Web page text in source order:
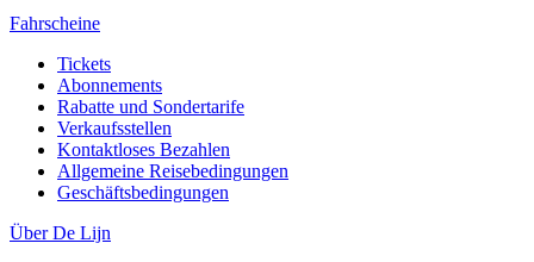
Fahrscheine
Tickets
Abonnements
Rabatte und Sondertarife
Verkaufsstellen
Kontaktloses Bezahlen
Allgemeine Reisebedingungen
Geschäftsbedingungen
Über De Lijn